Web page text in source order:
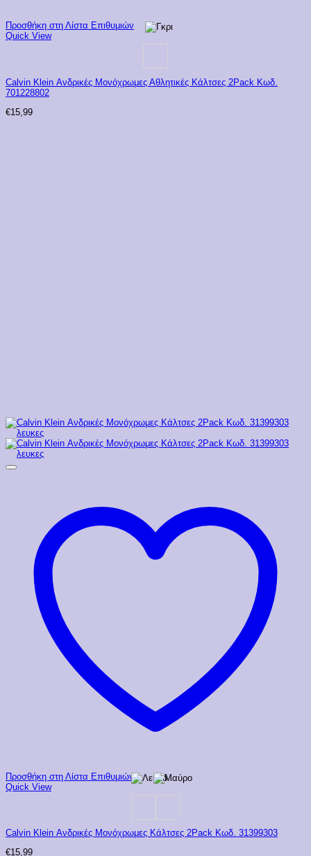
Προσθήκη στη Λίστα Επιθυμιών
Quick View
Calvin Klein Ανδρικές Μονόχρωμες Αθλητικές Κάλτσες 2Pack Κωδ.
701228802
€15,99
Προσθήκη στη Λίστα Επιθυμιών
Quick View
Calvin Klein Ανδρικές Μονόχρωμες Κάλτσες 2Pack Κωδ. 31399303
€15,99